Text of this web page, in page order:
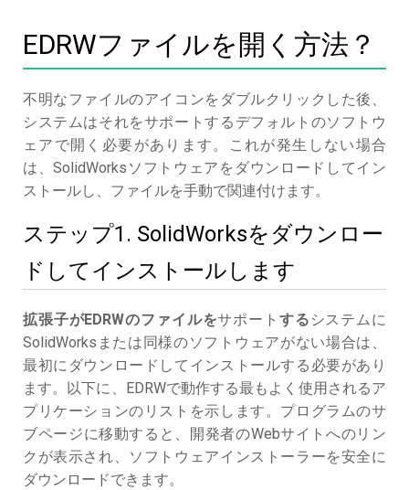
EDRWファイルを開く方法？
不明なファイルのアイコンをダブルクリックした後、
システムはそれをサポートするデフォルトのソフトウ
ェアで開く必要があります。これが発生しない場合
は、SolidWorksソフトウェアをダウンロードしてイン
ストールし、ファイルを手動で関連付けます。
ステップ1. SolidWorksをダウンロー
ドしてインストールします
拡張子がEDRWのファイルをサポート する システムに
SolidWorksまたは同様のソフトウェアがない場合は、
最初にダウンロードしてインストールする必要があり
ます。以下に、EDRWで動作する最もよく使用されるア
プリケーションのリストを示します。プログラムのサ
ブページに移動すると、開発者のWebサイトへのリン
クが表示され、ソフトウェアインストーラーを安全に
ダウンロードできます。